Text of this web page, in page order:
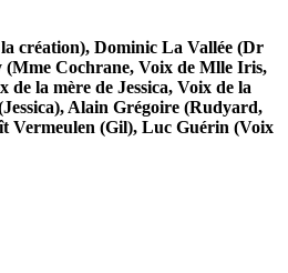
création), Dominic La Vallée (Dr
(Mme Cochrane, Voix de Mlle Iris,
de la mère de Jessica, Voix de la
Alain Grégoire (Rudyard,
Vermeulen (Gil), Luc Guérin (Voix